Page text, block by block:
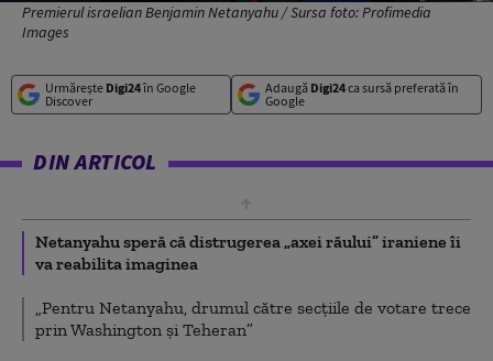
Premierul israelian Benjamin Netanyahu / Sursa foto: Profimedia
Images
Urmărește Digi24în Google
Discover
Adaugă Digi24ca sursă preferată în
Google
DIN ARTICOL
Netanyahu speră că distrugerea „axei răului” iraniene îi
va reabilita imaginea
„Pentru Netanyahu, drumul către secțiile de votare trece
prin Washington și Teheran”